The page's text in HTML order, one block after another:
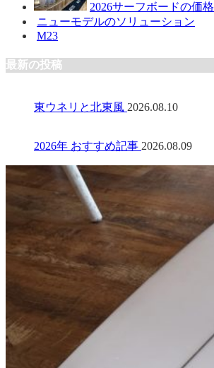
2026サーフボードの価格
ニューモデルのソリューション
M23
最新の投稿
東ウネリと北東風 2026.08.10
2026年 おすすめ記事 2026.08.09